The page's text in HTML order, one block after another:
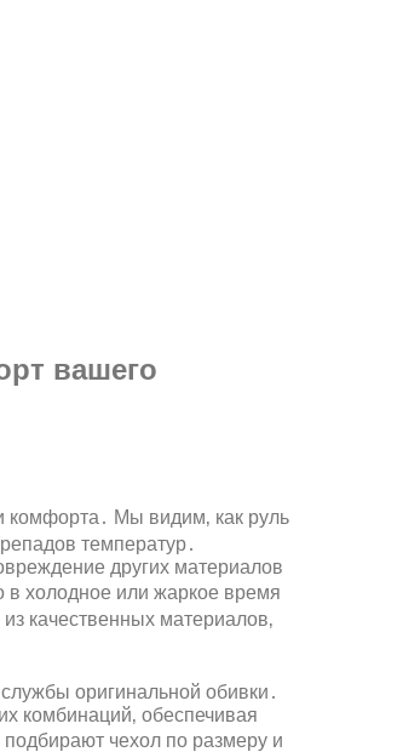
вашего
комфорта․ Мы видим‚ как руль
температур․
других материалов
в холодное или жаркое время
качественных материалов‚
оригинальной обивки․
комбинаций‚ обеспечивая
чехол по размеру и